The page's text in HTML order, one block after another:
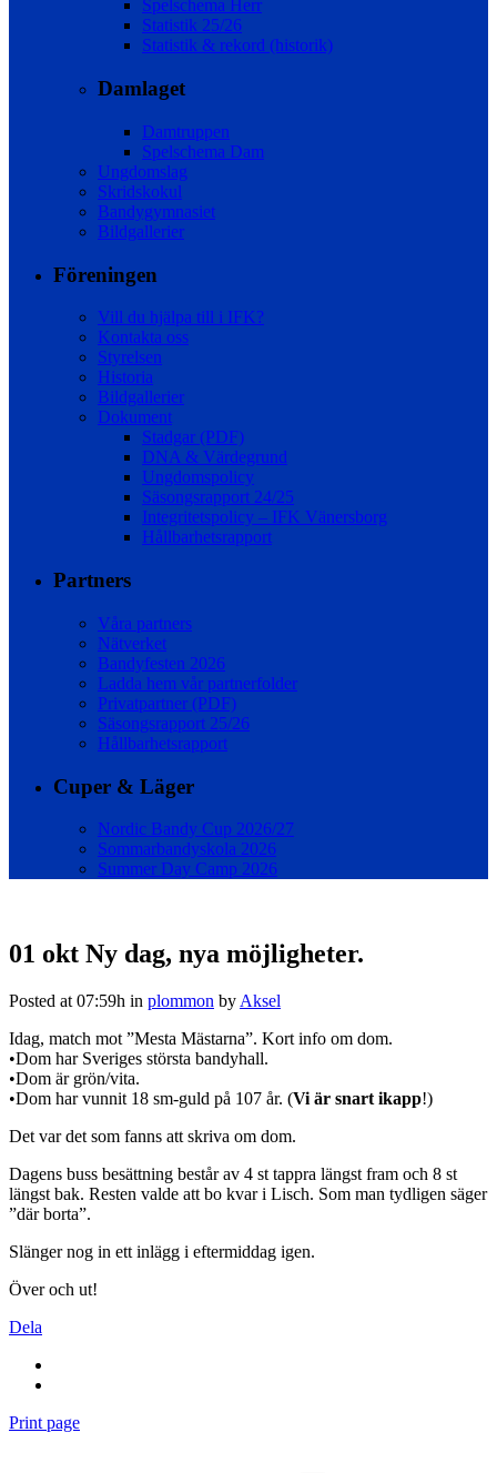
Spelschema Herr
Statistik 25/26
Statistik & rekord (historik)
Damlaget
Damtruppen
Spelschema Dam
Ungdomslag
Skridskokul
Bandygymnasiet
Bildgallerier
Föreningen
Vill du hjälpa till i IFK?
Kontakta oss
Styrelsen
Historia
Bildgallerier
Dokument
Stadgar (PDF)
DNA & Värdegrund
Ungdomspolicy
Säsongsrapport 24/25
Integritetspolicy – IFK Vänersborg
Hållbarhetsrapport
Partners
Våra partners
Nätverket
Bandyfesten 2026
Ladda hem vår partnerfolder
Privatpartner (PDF)
Säsongsrapport 25/26
Hållbarhetsrapport
Cuper & Läger
Nordic Bandy Cup 2026/27
Sommarbandyskola 2026
Summer Day Camp 2026
01 okt Ny dag, nya möjligheter.
Posted at 07:59h in plommon by Aksel
Idag, match mot ”Mesta Mästarna”. Kort info om dom.
•Dom har Sveriges största bandyhall.
•Dom är grön/vita.
•Dom har vunnit 18 sm-guld på 107 år. (Vi är snart ikapp!)
Det var det som fanns att skriva om dom.
Dagens buss besättning består av 4 st tappra längst fram och 8 st
längst bak. Resten valde att bo kvar i Lisch. Som man tydligen säger
”där borta”.
Slänger nog in ett inlägg i eftermiddag igen.
Över och ut!
Dela
Print page